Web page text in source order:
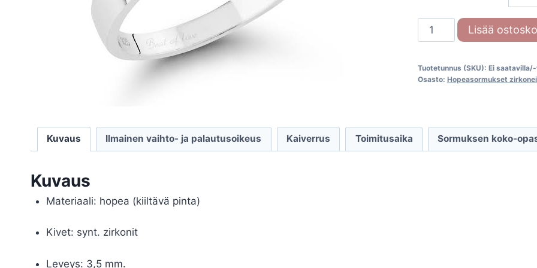
Hopeasormus
zirkoneilla
määrä
Lisää
Tuotetunnus (SKU): Ei
Osasto: Hopeasormukset
Kuvaus Ilmainen vaihto- ja palautusoikeus Kaiverrus Toimitusaika Sormuksen koko-
Kuvaus
Materiaali: hopea (kiiltävä pinta)
Kivet: synt. zirkonit
Leveys: 3,5 mm.